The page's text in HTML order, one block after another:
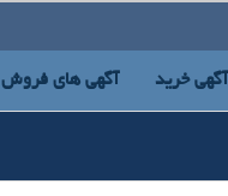
آگهی خرید آگهی های فروش